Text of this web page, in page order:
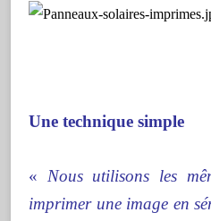
Une technique simple
« Nous utilisons les
imprimer une image en